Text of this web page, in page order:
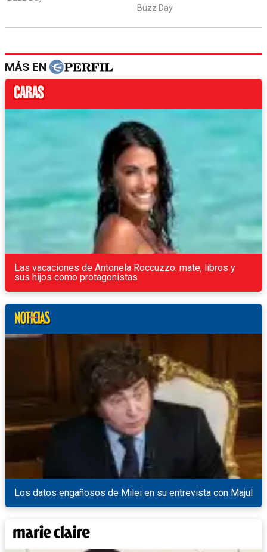
MÁS EN
Las vacaciones de Antonela Roccuzzo: mate, libros y
sus hijos como protagonistas
Los datos engañosos de Milei en su entrevista con Majul